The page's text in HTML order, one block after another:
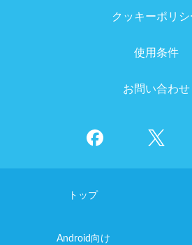
クッキーポリシ
使用条件
お問い合わせ
トップ
Android向け